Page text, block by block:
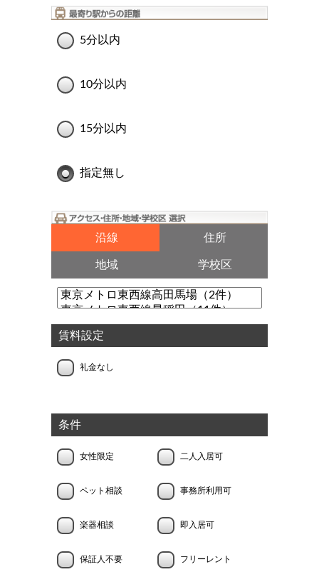
5分以内
10分以内
15分以内
指定無し
沿線 住所
地域 学校区
賃料設定
礼金なし
条件
女性限定 二人入居可
ペット相談 事務所利用可
楽器相談 即入居可
保証人不要 フリーレント